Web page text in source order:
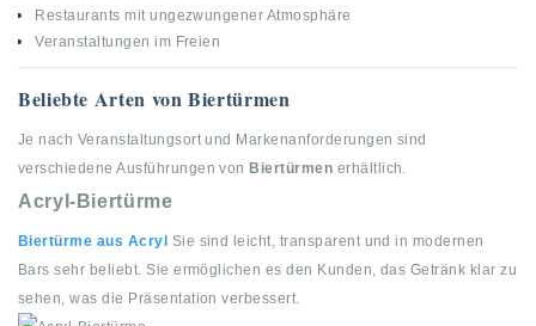
Restaurants mit ungezwungener Atmosphäre
Veranstaltungen im Freien
Beliebte Arten von Biertürmen
Je nach Veranstaltungsort und Markenanforderungen sind
verschiedene Ausführungen von Biertürmen erhältlich.
Acryl-Biertürme
Biertürme aus Acryl Sie sind leicht, transparent und in modernen
Bars sehr beliebt. Sie ermöglichen es den Kunden, das Getränk klar zu
sehen, was die Präsentation verbessert.